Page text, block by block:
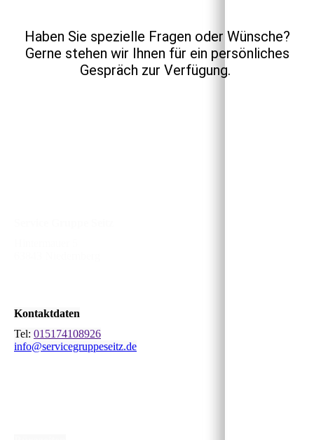
Haben Sie spezielle Fragen oder Wünsche?
Gerne stehen wir Ihnen für ein persönliches
Gespräch zur Verfügung.
Kontaktdaten
Tel: 015174108926
info@servicegruppeseitz.de